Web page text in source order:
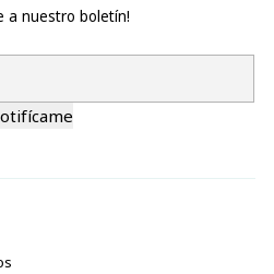
a nuestro boletín!